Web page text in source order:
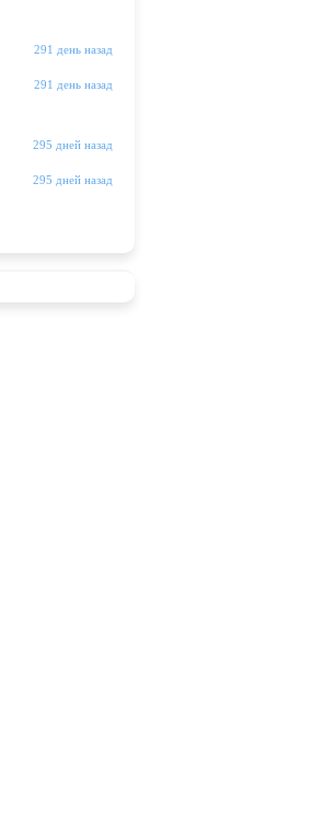
291 день назад
291 день назад
295 дней назад
295 дней назад